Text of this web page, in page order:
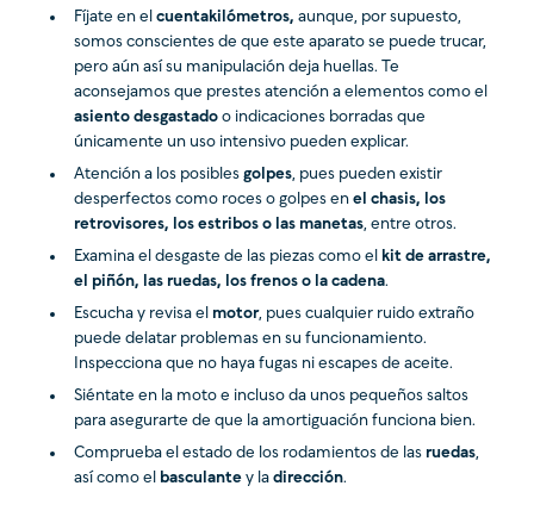
Fíjate en el cuentakilómetros, aunque, por supuesto,
somos conscientes de que este aparato se puede trucar,
pero aún así su manipulación deja huellas. Te
aconsejamos que prestes atención a elementos como el
asiento desgastado o indicaciones borradas que
únicamente un uso intensivo pueden explicar.
Atención a los posibles golpes, pues pueden existir
desperfectos como roces o golpes en el chasis, los
retrovisores, los estribos o las manetas, entre otros.
Examina el desgaste de las piezas como el kit de arrastre,
el piñón, las ruedas, los frenos o la cadena.
Escucha y revisa el motor, pues cualquier ruido extraño
puede delatar problemas en su funcionamiento.
Inspecciona que no haya fugas ni escapes de aceite.
Siéntate en la moto e incluso da unos pequeños saltos
para asegurarte de que la amortiguación funciona bien.
Comprueba el estado de los rodamientos de las ruedas,
así como el basculante y la dirección.